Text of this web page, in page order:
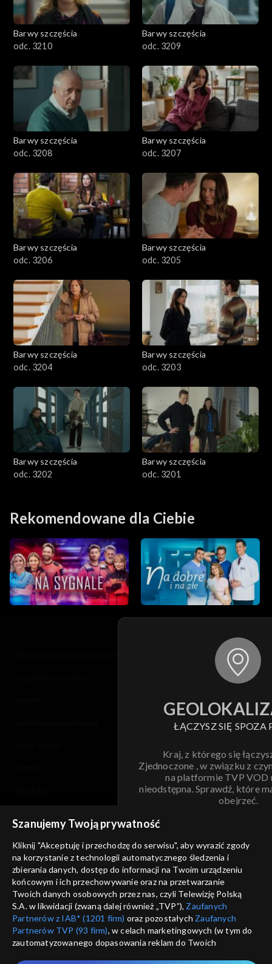
Barwy szczęścia
odc. 3210
Barwy szczęścia
odc. 3209
Barwy szczęścia
odc. 3208
Barwy szczęścia
odc. 3207
Barwy szczęścia
odc. 3206
Barwy szczęścia
odc. 3205
Barwy szczęścia
odc. 3204
Barwy szczęścia
odc. 3203
Barwy szczęścia
odc. 3202
Barwy szczęścia
odc. 3201
Rekomendowane dla Ciebie
ŁĄCZYSZ SIĘ SPOZA
Kraj, z którego się
Zjednoczone , w związku z
na platformie TVP VOD
nieodstępna. Sprawdź, które
obejrzeć.
ANULUJ
informacje o dostawcy usług
Szanujemy Twoją prywatność
Kliknij "Akceptuję i przechodzę do serwisu", aby wyrazić zgody
na korzystanie z technologii automatycznego śledzenia i
zbierania danych, dostęp do informacji na Twoim urządzeniu
końcowym i ich przechowywanie oraz na przetwarzanie
Twoich danych osobowych przez nas, czyli Telewizję Polską
S.A. w likwidacji (zwaną dalej również „TVP”), Zaufanych
Partnerów z IAB* (1201 firm) oraz pozostałych Zaufanych
Partnerów TVP (93 firm), w celach marketingowych (w tym do
zautomatyzowanego dopasowania reklam do Twoich